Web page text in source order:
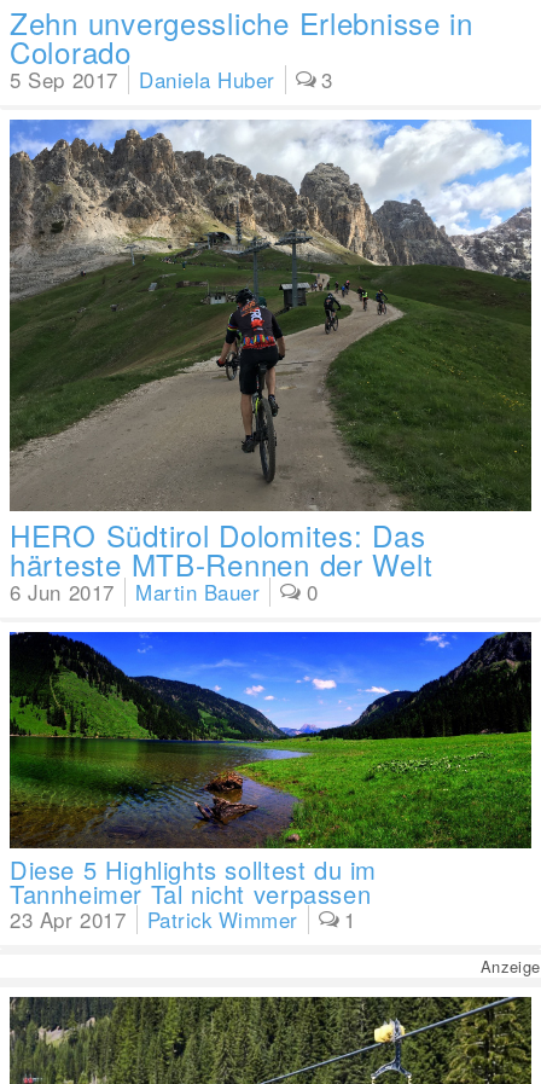
5 Sep 2017 Daniela Huber 3
Zehn unvergessliche Erlebnisse in
Colorado
6 Jun 2017 Martin Bauer 0
HERO Südtirol Dolomites: Das
härteste MTB-Rennen der Welt
23 Apr 2017 Patrick Wimmer 1
Diese 5 Highlights solltest du im
Tannheimer Tal nicht verpassen
Anzeige